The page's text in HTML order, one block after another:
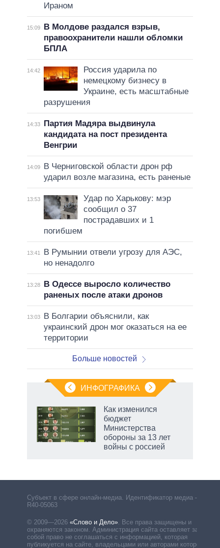
Ираном
15:09
В Молдове раздался взрыв,
правоохранители нашли обломки
БПЛА
14:42
Россия ударила по
немецкому бизнесу в
Украине, есть масштабные
разрушения
14:33
Партия Мадяра выдвинула
кандидата на пост президента
Венгрии
14:09
В Черниговской области дрон рф
ударил возле магазина, есть раненые
13:53
Удар по Харькову: мэр
сообщил о 37
пострадавших и 1
погибшем
13:41
В Румынии отвели угрозу для АЭС,
но ненадолго
13:28
В Одессе выросло количество
раненых после атаки дронов
13:03
В Болгарии объяснили, как
украинский дрон мог оказаться на ее
территории
Больше новостей
ИНФОГРАФИКА
Как изменился
бюджет
Министерства
обороны за 13 лет
войны с россией
Субъект в сфере онлайн-медиа. Идентификатор медиа –
R40-05063
© 2009—2026 «Слово и Дело» Все права защищены и
охраняются законом. Администрация сайта оставляет за
собой право не соглашаться с информацией, которая
публикуется на сайте, владельцами или авторами которой